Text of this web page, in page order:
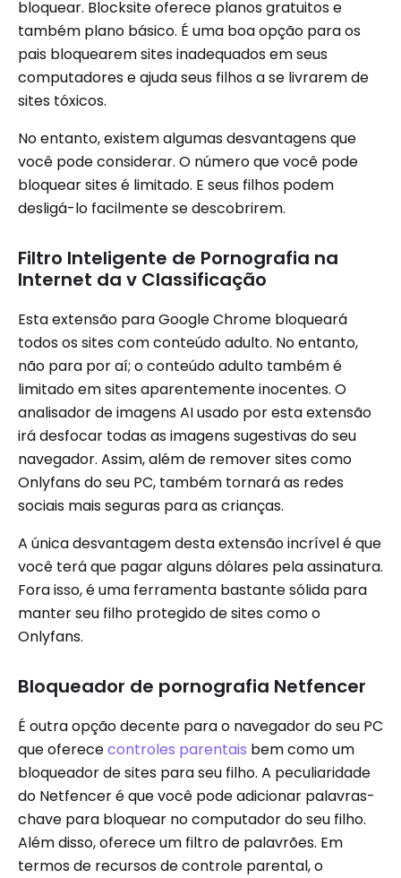
bloquear. Blocksite oferece planos gratuitos e
também plano básico. É uma boa opção para os
pais bloquearem sites inadequados em seus
computadores e ajuda seus filhos a se livrarem de
sites tóxicos.
No entanto, existem algumas desvantagens que
você pode considerar. O número que você pode
bloquear sites é limitado. E seus filhos podem
desligá-lo facilmente se descobrirem.
Filtro Inteligente de Pornografia na
Internet da v Classificação
Esta extensão para Google Chrome bloqueará
todos os sites com conteúdo adulto. No entanto,
não para por aí; o conteúdo adulto também é
limitado em sites aparentemente inocentes. O
analisador de imagens AI usado por esta extensão
irá desfocar todas as imagens sugestivas do seu
navegador. Assim, além de remover sites como
Onlyfans do seu PC, também tornará as redes
sociais mais seguras para as crianças.
A única desvantagem desta extensão incrível é que
você terá que pagar alguns dólares pela assinatura.
Fora isso, é uma ferramenta bastante sólida para
manter seu filho protegido de sites como o
Onlyfans.
Bloqueador de pornografia Netfencer
É outra opção decente para o navegador do seu PC
que oferececontroles parentais bem como um
bloqueador de sites para seu filho. A peculiaridade
do Netfencer é que você pode adicionar palavras-
chave para bloquear no computador do seu filho.
Além disso, oferece um filtro de palavrões. Em
termos de recursos de controle parental, o